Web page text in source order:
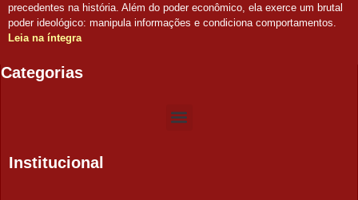
precedentes na história. Além do poder econômico, ela exerce um brutal
poder ideológico: manipula informações e condiciona comportamentos.
Leia na íntegra
Categorias
Institucional